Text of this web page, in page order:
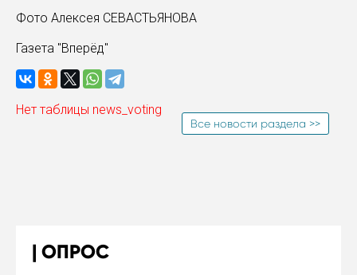
Фото Алексея СЕВАСТЬЯНОВА
Газета "Вперёд"
Нет таблицы news_voting
Все новости раздела >>
ОПРОС